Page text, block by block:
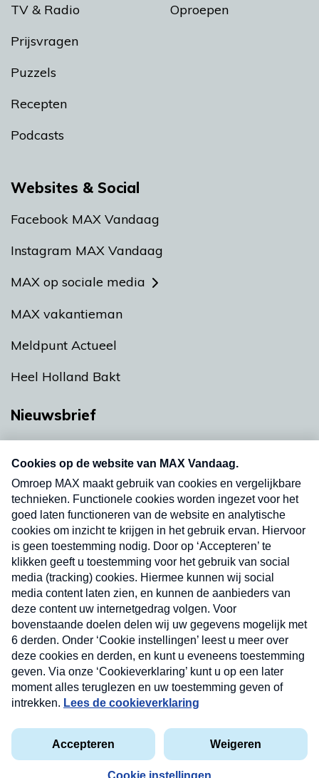
TV & Radio
Prijsvragen
Puzzels
Recepten
Podcasts
Oproepen
Websites & Social
Facebook MAX Vandaag
Instagram MAX Vandaag
MAX op sociale media
MAX vakantieman
Meldpunt Actueel
Heel Holland Bakt
Nieuwsbrief
nieuwsbrief. Elke vrijdag- en dinsdagochtend in
uw mailbox.
Verzend
Privacyverklaring
Cookieverklaring
Kwetsbaarheid melden
Copyright © 2026 MAX Vandaag - Omroep MAX
Nieuwsbrief
Neem hier een gratis abonnement op onze
nieuwsbrief. Elke vrijdag- en dinsdagochtend in uw